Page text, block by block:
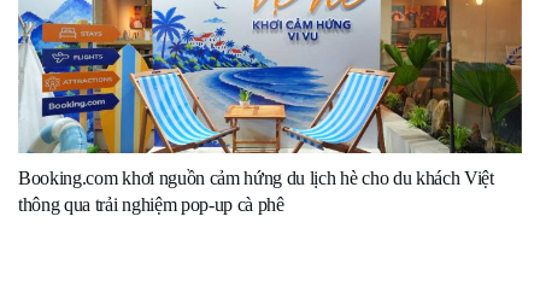
Booking.com khơi nguồn cảm hứng du lịch hè cho du khách Việt
thông qua trải nghiệm pop-up cà phê